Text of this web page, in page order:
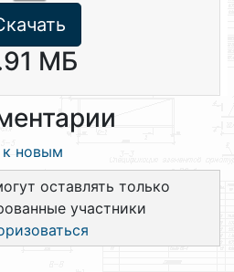
МБ
к новым
оставлять только
участники